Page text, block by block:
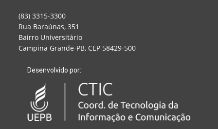
(83) 3315-3300
Rua Baraúnas, 351
Bairro Universitário
Campina Grande-PB, CEP 58429-500
Desenvolvido por: